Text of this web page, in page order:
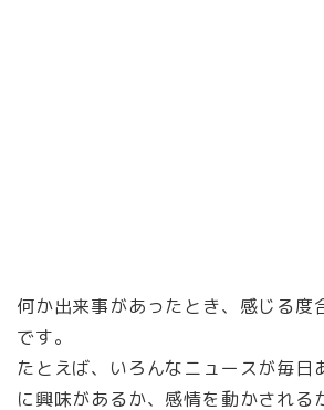
何か出来事があったとき、感じる度
です。
たとえば、いろんなニュースが毎日
に興味があるか、感情を動かされる